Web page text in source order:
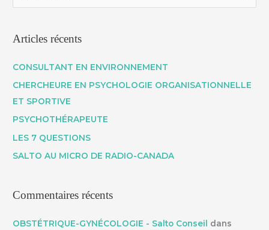
e
r
Articles récents
CONSULTANT EN ENVIRONNEMENT
CHERCHEURE EN PSYCHOLOGIE ORGANISATIONNELLE
ET SPORTIVE
PSYCHOTHÉRAPEUTE
LES 7 QUESTIONS
SALTO AU MICRO DE RADIO-CANADA
Commentaires récents
OBSTÉTRIQUE-GYNÉCOLOGIE - Salto Conseil
dans